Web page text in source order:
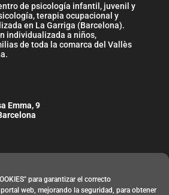
para garantizar el correcto
web, mejorando la seguridad, para obtener
de psicología infantil, juvenil y
terapia ocupacional y
en La Garriga (Barcelona).
individualizada a niños,
de toda la comarca del Vallès
Emma, 9
09:00 h. a 21:00 h.